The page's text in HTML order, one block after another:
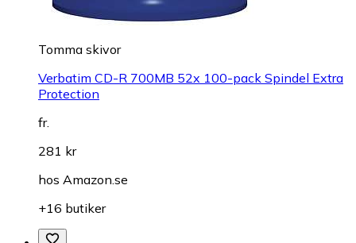
Tomma skivor
Verbatim CD-R 700MB 52x 100-pack Spindel Extra
Protection
fr.
281 kr
hos Amazon.se
+16 butiker